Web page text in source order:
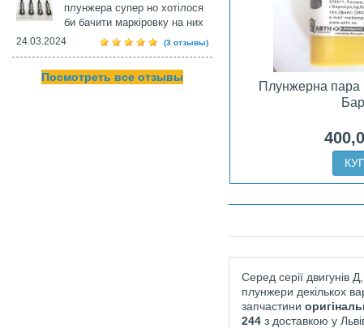
Плунжерна
Серед серії двигунів
плунжери декількох
запчастини
244з доставкою у
плунжера супер но хотілося
би бачити маркіровку на них
24.03.2024 (3 отзывы)
Посмотреть все отзывы